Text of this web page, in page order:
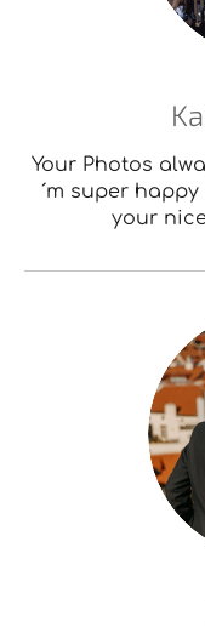
Your Photos
´m super
your